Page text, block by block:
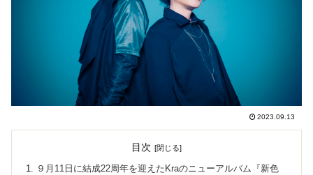
2023.09.13
目次
９月11日に結成22周年を迎えたKraのニューアルバム『新色